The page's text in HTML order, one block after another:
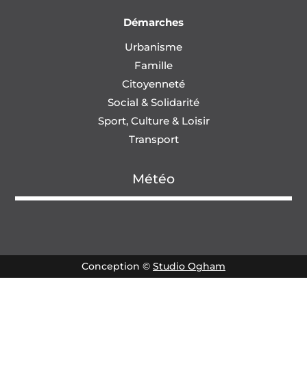
Démarches
Urbanisme
Famille
Citoyenneté
Social & Solidarité
Sport, Culture & Loisir
Transport
Météo
Conception © Studio Ogham